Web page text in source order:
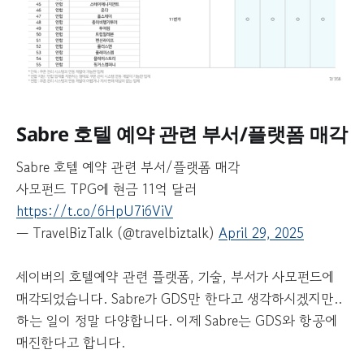
Sabre 호텔 예약 관련 부서/플랫폼 매각
Sabre 호텔 예약 관련 부서/플랫폼 매각
사모펀드 TPG에 현금 11억 달러
https://t.co/6HpU7i6ViV
— TravelBizTalk (@travelbiztalk) April 29, 2025
세이버의 호텔예약 관련 플랫폼, 기술, 부서가 사모펀드에
매각되었습니다. Sabre가 GDS만 한다고 생각하시겠지만..
하는 일이 정말 다양합니다. 이제 Sabre는 GDS와 항공에
매진한다고 합니다.